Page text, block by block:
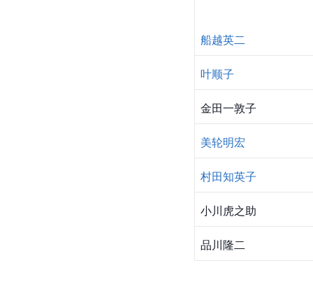
船越英二
叶顺子
金田一敦子
美轮明宏
村田知英子
小川虎之助
品川隆二